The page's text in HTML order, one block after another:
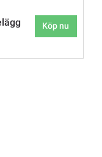
Köp nu